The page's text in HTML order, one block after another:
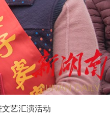
艺汇演活动